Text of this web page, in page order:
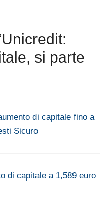
si parte
di capitale fino a
Sicuro
di capitale a 1,589 euro